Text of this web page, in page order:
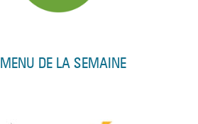
MENU DE LA SEMAINE